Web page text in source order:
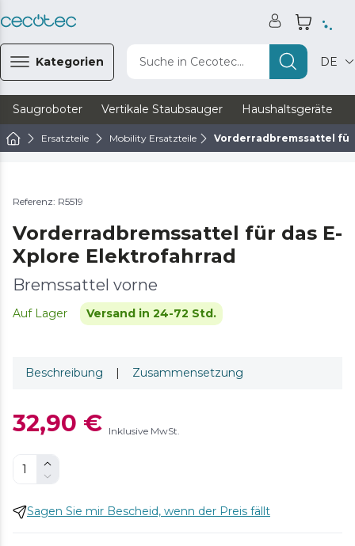
Kategorien Suche in Cecotec... DE
Saugroboter Vertikale Staubsauger Haushaltsgeräte
Ersatzteile Mobility Ersatzteile Vorderradbremssattel
Referenz: R5519
Vorderradbremssattel für das E-
Xplore Elektrofahrrad
Bremssattel vorne
Auf Lager Versand in 24-72 Std.
Beschreibung | Zusammensetzung
32,90 € Inklusive MwSt.
Sagen Sie mir Bescheid, wenn der Preis fällt